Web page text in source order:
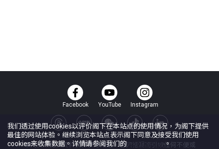
Facebook YouTube Instagram
本网页所提供资料仅作参考用途。若因错漏而引致任何不便或
我们透过使用cookies以评价阁下在本站点的使用情况，为阁下提供
最佳的网站体验。继续浏览本站点表示阁下同意及接受我们使用
cookies来收集数据。详情请参阅我们的Cookie政策。